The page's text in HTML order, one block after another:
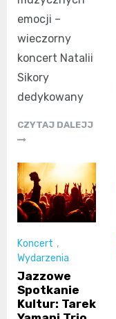
emocji –
wieczorny
koncert Natalii
Sikory
dedykowany
CZYTAJ DALEJJ
Koncert ,
Wydarzenia
Jazzowe
Spotkanie
Kultur: Tarek